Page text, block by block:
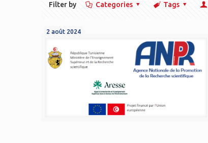
Filter by Categories Tags
2 août 2024